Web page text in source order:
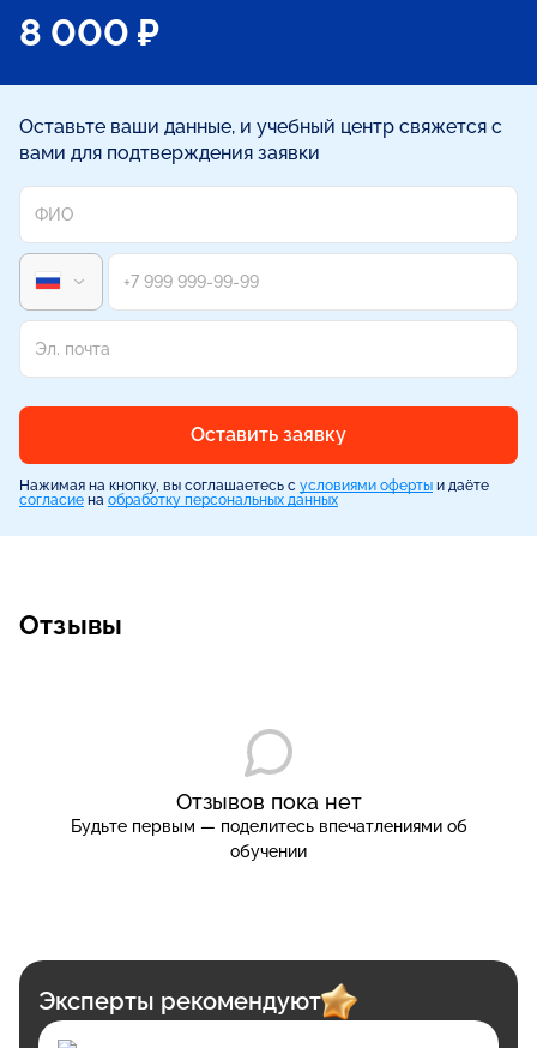
8 000 ₽
Оставьте ваши данные, и учебный центр свяжется с
вами для подтверждения заявки
Оставить заявку
Нажимая на кнопку, вы соглашаетесь с условиями оферты и даёте
согласие на обработку персональных данных
Эксперты рекомендуют
Отзывы
Отзывов пока нет
Будьте первым — поделитесь впечатлениями об
обучении